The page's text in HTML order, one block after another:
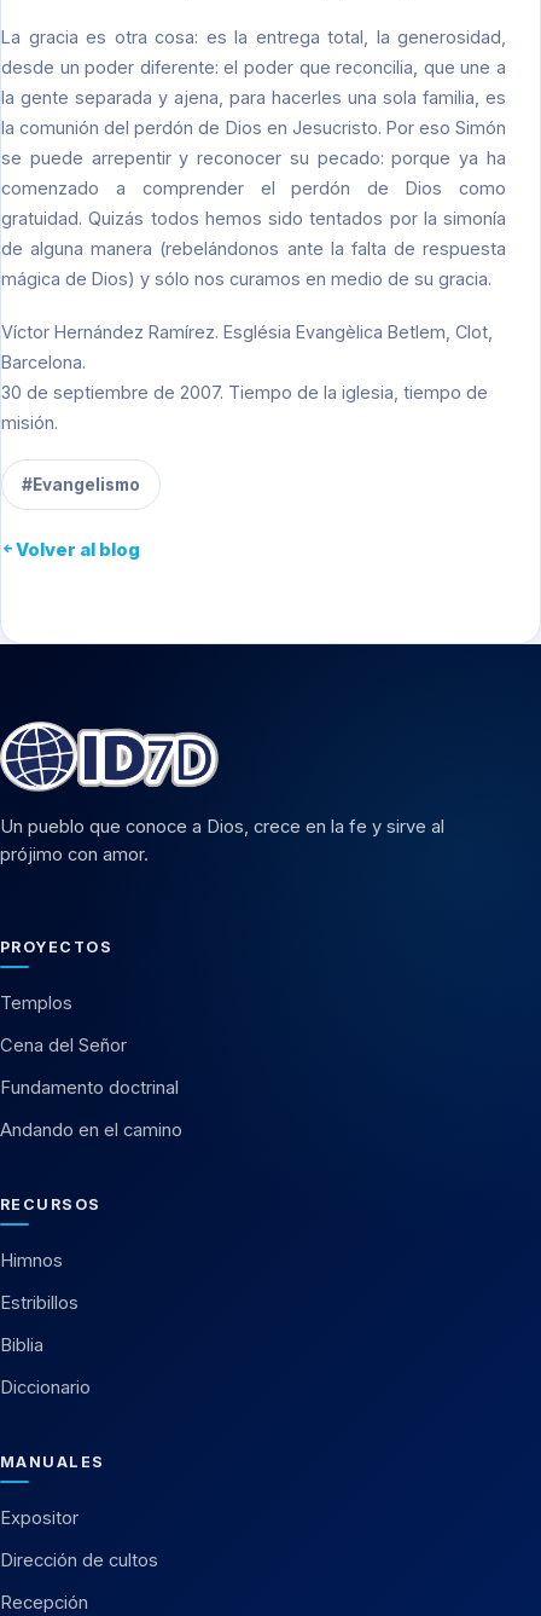
La gracia es otra cosa: es la entrega total, la generosidad,
desde un poder diferente: el poder que reconcilia, que une a
la gente separada y ajena, para hacerles una sola familia, es
la comunión del perdón de Dios en Jesucristo. Por eso Simón
se puede arrepentir y reconocer su pecado: porque ya ha
comenzado a comprender el perdón de Dios como
gratuidad. Quizás todos hemos sido tentados por la simonía
de alguna manera (rebelándonos ante la falta de respuesta
mágica de Dios) y sólo nos curamos en medio de su gracia.
Víctor Hernández Ramírez. Església Evangèlica Betlem, Clot,
Barcelona.
30 de septiembre de 2007. Tiempo de la iglesia, tiempo de
misión.
#Evangelismo
Volver al blog
Un pueblo que conoce a Dios, crece en la fe y sirve al
prójimo con amor.
PROYECTOS
Templos
Cena del Señor
Fundamento doctrinal
Andando en el camino
RECURSOS
Himnos
Estribillos
Biblia
Diccionario
MANUALES
Expositor
Dirección de cultos
Recepción